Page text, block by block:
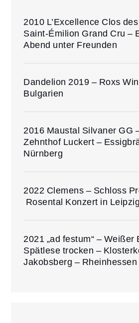
2010 L’Excellence Clos
Saint-Émilion Grand Cru –
Abend unter Freunden
Dandelion 2019 – Roxs
Bulgarien
2016 Maustal Silvaner GG
Zehnthof Luckert –
Nürnberg
2022 Clemens – Schloss
Rosental Konzert in Leipzig
2021 „ad festum“ – Weißer
Spätlese trocken –
Jakobsberg – Rheinhessen